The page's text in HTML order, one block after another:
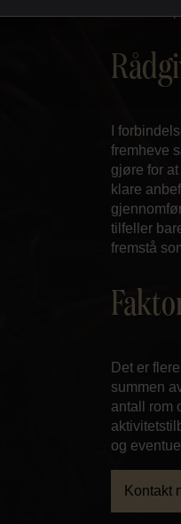
I
fremheve
gjøre for
klare
tilfeller
fremstå
Det er
summen
antall rom
og
Kontakt